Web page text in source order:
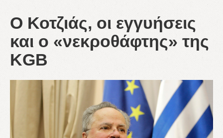
Ο Κοτζιάς, οι εγγυήσεις
και ο «νεκροθάφτης» της
KGB